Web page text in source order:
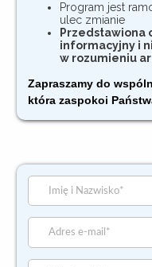
Program jest
ulec zmianie
Przedstawiona
informacyjny i
w rozumieniu
Zapraszamy do
która zaspokoi